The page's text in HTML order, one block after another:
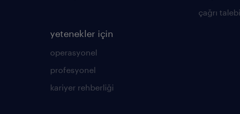
yetenekler için
operasyonel
profesyonel
kariyer rehberliği
çağrı